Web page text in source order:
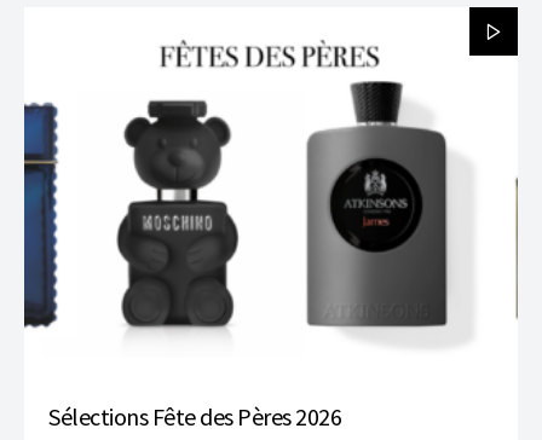
Sélections Fête des Pères 2026